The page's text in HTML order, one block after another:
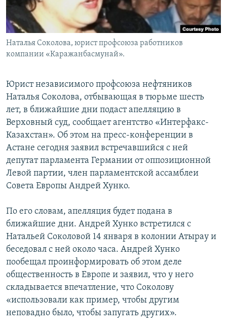
Наталья Соколова, юрист профсоюза работников
компании «Каражанбасмунай».
Юрист независимого профсоюза нефтяников
Наталья Соколова, отбывающая в тюрьме шесть
лет, в ближайшие дни подаст апелляцию в
Верховный суд, сообщает агентство «Интерфакс-
Казахстан». Об этом на пресс-конференции в
Астане сегодня заявил встречавшийся с ней
депутат парламента Германии от оппозиционной
Левой партии, член парламентской ассамблеи
Совета Европы Андрей Хунко.
По его словам, апелляция будет подана в
ближайшие дни. Андрей Хунко встретился с
Натальей Соколовой 14 января в колонии Атырау и
беседовал с ней около часа. Андрей Хунко
пообещал проинформировать об этом деле
общественность в Европе и заявил, что у него
складывается впечатление, что Соколову
«использовали как пример, чтобы другим
неповадно было, чтобы запугать других».